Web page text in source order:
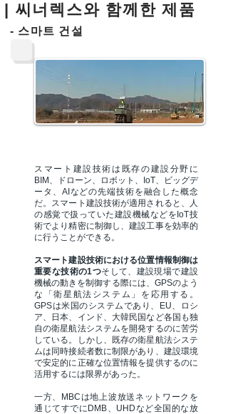
​| 씨너렉스와 함께한 제품
- 스마트 건설
スマート建設技術は既存の建設分野に
BIM、ドローン、ロボット、IoT、ビッグデ
ータ、AIなどの先端技術を融合した概念
だ。スマート建設技術が適用されると、人
の感覚で扱っていた建設機械などをIoT技
術でより精密に制御し、建設工事を効率的
に行うことができる。
スマート建設技術における位置情報制御は
重要な技術の1つそして、建設現場で建設
機械の動きを制御する際には、GPSのよう
な「衛星航法システム」を応用する。
GPSは米国のシステムであり、EU、ロシ
ア、日本、インド、大韓民国など各国も独
自の衛星航法システムを開発するのに苦労
している。しかし、既存の衛星航法システ
ムは同時接続者数に制限があり、建設環境
で安定的に正確な位置情報を提供するのに
活用するには限界があった。
一方、MBCは地上波放送ネットワークを
通じてすでにDMB、UHDなど全国的な放